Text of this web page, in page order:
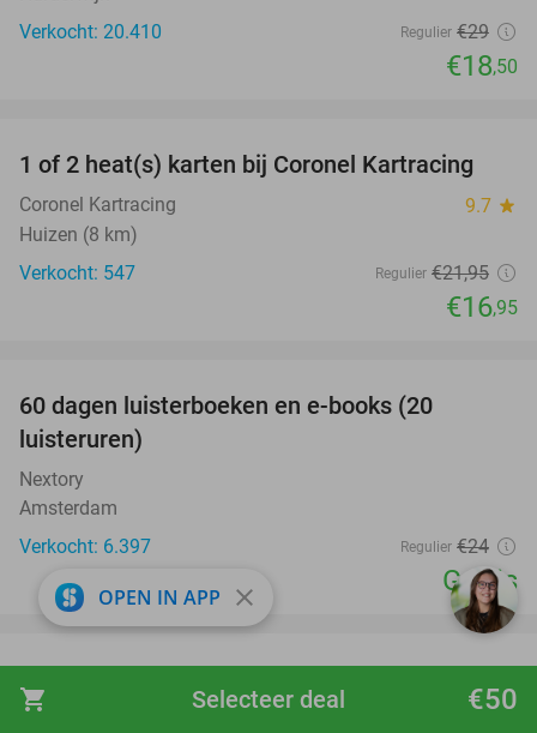
shopping_cart €50
Selecteer deal
Verkocht: 20.410
Regulier €29
€18,50
23%
1 of 2 heat(s) karten bij Coronel Kartracing
Coronel Kartracing 9.7 star
Huizen (8 km)
Verkocht: 547
Regulier €21,95
€16,95
60 dagen luisterboeken en e-books (20
luisteruren)
Nextory
Amsterdam
Verkocht: 6.397
Regulier €24
Gratis
32%
favorite_border
ijs, frisdrank, koffie, thee en softijs
OPEN IN APP close